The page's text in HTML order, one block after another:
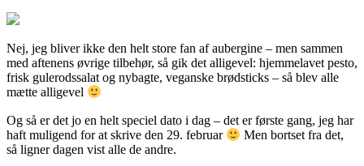
Nej, jeg bliver ikke den helt store fan af aubergine – men sammen
med aftenens øvrige tilbehør, så gik det alligevel: hjemmelavet pesto,
frisk gulerodssalat og nybagte, veganske brødsticks – så blev alle
mætte alligevel
Og så er det jo en helt speciel dato i dag – det er første gang, jeg har
haft muligend for at skrive den 29. februar
Men bortset fra det,
så ligner dagen vist alle de andre.